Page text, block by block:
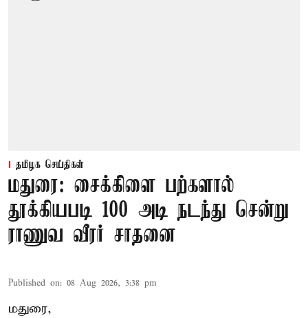
தமிழக செய்திகள்
மதுரை: சைக்கிளை பற்களால்
தூக்கியபடி 100 அடி நடந்து சென்று
ராணுவ வீரர் சாதனை
Published on: 08 Aug 2026, 3:38 pm
மதுரை,